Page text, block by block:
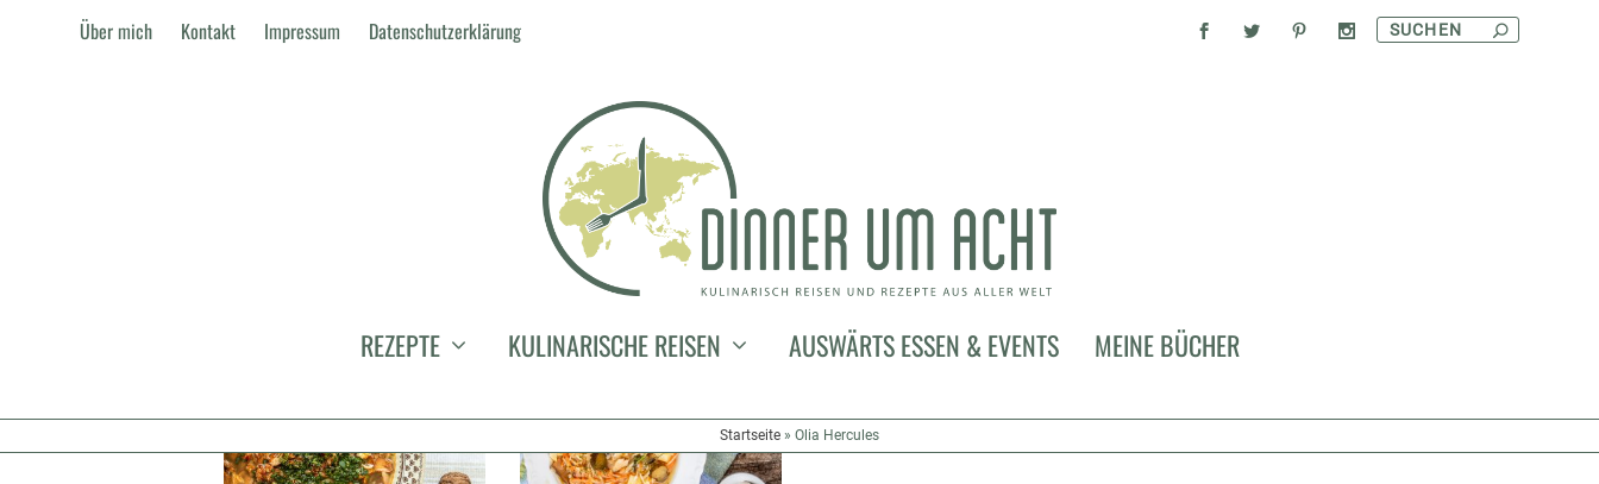
Über mich Kontakt Impressum Datenschutzerklärung
REZEPTE KULINARISCHE REISEN AUSWÄRTS ESSEN & EVENTS MEINE BÜCHER
Startseite » Olia Hercules